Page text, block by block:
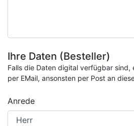
Ihre Daten (Besteller)
Falls die Daten digital verfügbar sind,
per EMail, ansonsten per Post an
Anrede